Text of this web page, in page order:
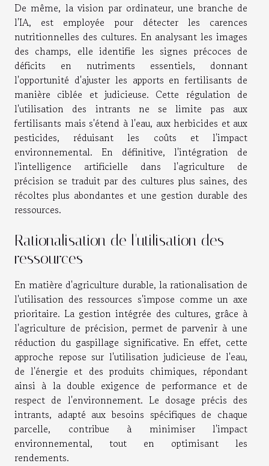
De même, la vision par ordinateur, une branche de
l'IA, est employée pour détecter les carences
nutritionnelles des cultures. En analysant les images
des champs, elle identifie les signes précoces de
déficits en nutriments essentiels, donnant
l'opportunité d'ajuster les apports en fertilisants de
manière ciblée et judicieuse. Cette régulation de
l'utilisation des intrants ne se limite pas aux
fertilisants mais s'étend à l'eau, aux herbicides et aux
pesticides, réduisant les coûts et l'impact
environnemental. En définitive, l'intégration de
l'intelligence artificielle dans l'agriculture de
précision se traduit par des cultures plus saines, des
récoltes plus abondantes et une gestion durable des
ressources.
Rationalisation de l'utilisation des
ressources
En matière d'agriculture durable, la rationalisation de
l'utilisation des ressources s'impose comme un axe
prioritaire. La gestion intégrée des cultures, grâce à
l'agriculture de précision, permet de parvenir à une
réduction du gaspillage significative. En effet, cette
approche repose sur l'utilisation judicieuse de l'eau,
de l'énergie et des produits chimiques, répondant
ainsi à la double exigence de performance et de
respect de l'environnement. Le dosage précis des
intrants, adapté aux besoins spécifiques de chaque
parcelle, contribue à minimiser l'impact
environnemental, tout en optimisant les
rendements.